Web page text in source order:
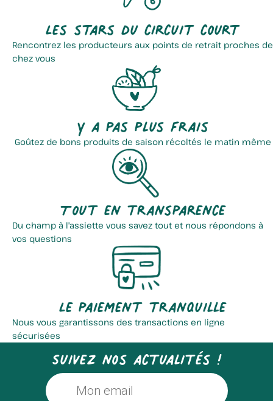
Les stars du circuit court
Rencontrez les producteurs aux points de retrait proches de
chez vous
Y a pas plus frais
Goûtez de bons produits de saison récoltés le matin même
Tout en transparence
Du champ à l'assiette vous savez tout et nous répondons à
vos questions
Le paiement tranquille
Nous vous garantissons des transactions en ligne
sécurisées
Suivez nos actualités !